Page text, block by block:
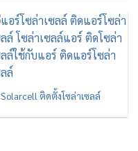
Solarcell ติดตั้งโซล่าเซลล์